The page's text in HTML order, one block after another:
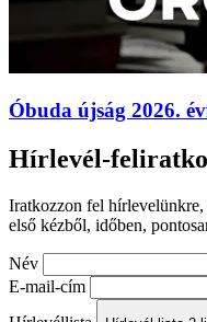
Óbuda újság 2026.
Hírlevél-
Iratkozzon fel
első kézből, időben,
Név
E-mail-cím